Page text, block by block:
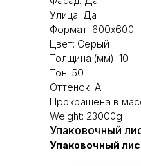
Улица: Да
Формат: 600х600
Цвет: Серый
Толщина (мм): 10
Тон: 50
Оттенок: А
Прокрашена в
Weight: 23000g
Упаковочный
Упаковочный